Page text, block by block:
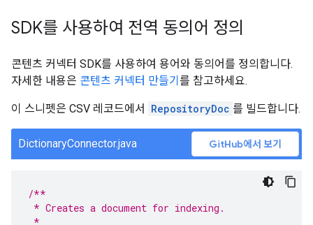
SDK를 사용하여 전역 동의어 정의
콘텐츠 커넥터 SDK를 사용하여 용어와 동의어를 정의합니다.
자세한 내용은 콘텐츠 커넥터 만들기 를 참고하세요.
이 스니펫은 CSV 레코드에서 RepositoryDoc 를 빌드합니다.
DictionaryConnector.java GitHub에서 보기
/**
* Creates a document for indexing.
*